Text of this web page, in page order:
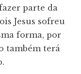
parte da
Jesus sofreu
forma, por
também terá